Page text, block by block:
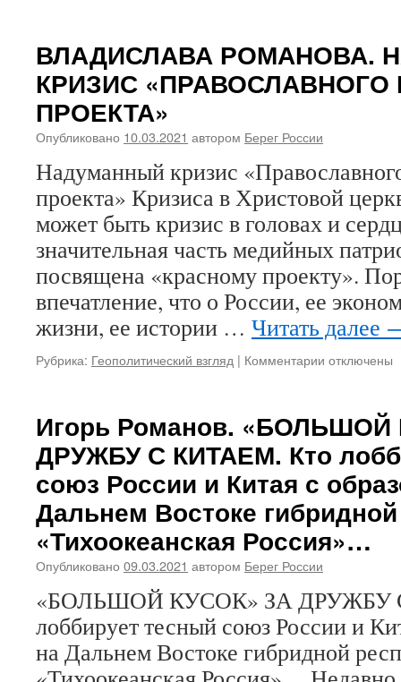
ЕДИНСТВО
РОССИИ
И
власти
заявили
о
концессии…
ВЛАДИСЛАВА РОМАНОВА.
КРИЗИС
ПРОЕКТА»
Опубликовано 10.03.2021 автором Берег России
Надуманный кризис
проекта» Кризиса в Христовой
может быть кризис в головах и
значительная часть медийных
посвящена «красному проекту».
впечатление, что о России, ее
жизни, ее истории … Читать далее
Рубрика: Геополитический взгляд | Комментарии к
РОМАНОВА.
КРИЗИС
ПРОЕКТА»
отключены
Игорь Романов. «БОЛЬШОЙ
ДРУЖБУ С КИТАЕМ. Кто
союз России и Китая с
Дальнем Востоке
«Тихоокеанская Россия»…
Опубликовано 09.03.2021 автором Берег России
«БОЛЬШОЙ КУСОК» ЗА ДРУЖБУ
лоббирует тесный союз России и
на Дальнем Востоке гибридной